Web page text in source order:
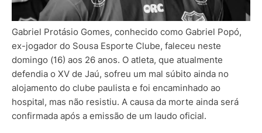
Gabriel Protásio Gomes, conhecido como Gabriel Popó,
ex-jogador do Sousa Esporte Clube, faleceu neste
domingo (16) aos 26 anos. O atleta, que atualmente
defendia o XV de Jaú, sofreu um mal súbito ainda no
alojamento do clube paulista e foi encaminhado ao
hospital, mas não resistiu. A causa da morte ainda será
confirmada após a emissão de um laudo oficial.